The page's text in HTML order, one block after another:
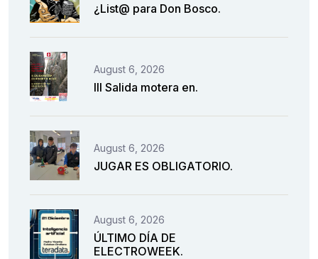
¿List@ para Don Bosco.
August 6, 2026
III Salida motera en.
August 6, 2026
JUGAR ES OBLIGATORIO.
August 6, 2026
ÚLTIMO DÍA DE
ELECTROWEEK.